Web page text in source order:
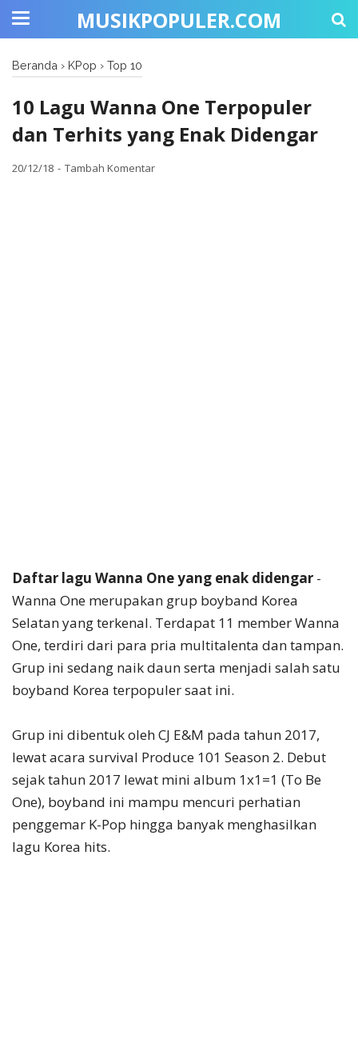
MUSIKPOPULER.COM
Beranda › KPop › Top 10
10 Lagu Wanna One Terpopuler
dan Terhits yang Enak Didengar
20/12/18 Tambah Komentar
Daftar lagu Wanna One yang enak didengar -
Wanna One merupakan grup boyband Korea
Selatan yang terkenal. Terdapat 11 member Wanna
One, terdiri dari para pria multitalenta dan tampan.
Grup ini sedang naik daun serta menjadi salah satu
boyband Korea terpopuler saat ini.
Grup ini dibentuk oleh CJ E&M pada tahun 2017,
lewat acara survival Produce 101 Season 2. Debut
sejak tahun 2017 lewat mini album 1x1=1 (To Be
One), boyband ini mampu mencuri perhatian
penggemar K-Pop hingga banyak menghasilkan
lagu Korea hits.